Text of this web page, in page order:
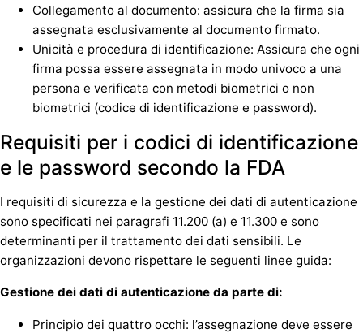
Collegamento al documento: assicura che la firma sia
assegnata esclusivamente al documento firmato.
Unicità e procedura di identificazione: Assicura che ogni
firma possa essere assegnata in modo univoco a una
persona e verificata con metodi biometrici o non
biometrici (codice di identificazione e password).
Requisiti per i codici di identificazione
e le password secondo la FDA
I requisiti di sicurezza e la gestione dei dati di autenticazione
sono specificati nei paragrafi 11.200 (a) e 11.300 e sono
determinanti per il trattamento dei dati sensibili. Le
organizzazioni devono rispettare le seguenti linee guida:
Gestione dei dati di autenticazione da parte di:
Principio dei quattro occhi: l’assegnazione deve essere